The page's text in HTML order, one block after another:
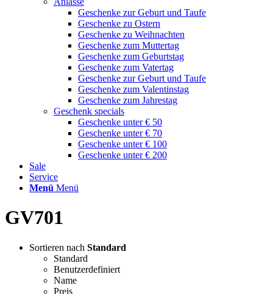
Geschenke zur Geburt und Taufe
Geschenke zu Ostern
Geschenke zu Weihnachten
Geschenke zum Muttertag
Geschenke zum Geburtstag
Geschenke zum Vatertag
Geschenke zur Geburt und Taufe
Geschenke zum Valentinstag
Geschenke zum Jahrestag
Geschenk specials
Geschenke unter € 50
Geschenke unter € 70
Geschenke unter € 100
Geschenke unter € 200
Sale
Service
Menü Menü
GV701
Sortieren nach Standard
Standard
Benutzerdefiniert
Name
Preis